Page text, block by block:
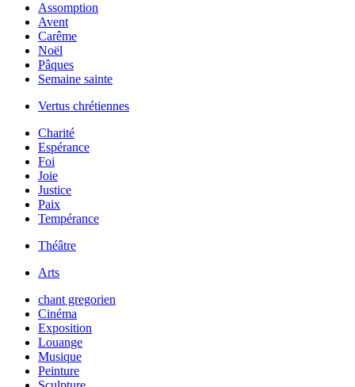
Assomption
Avent
Carême
Noël
Pâques
Semaine sainte
Vertus chrétiennes
Charité
Espérance
Foi
Joie
Justice
Paix
Tempérance
Théâtre
Arts
chant gregorien
Cinéma
Exposition
Louange
Musique
Peinture